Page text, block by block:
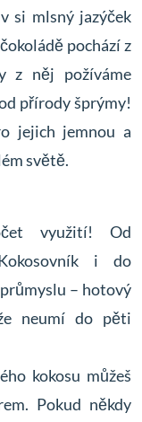
si mlsný jazýček
pochází z
z něj požíváme
přírody šprýmy!
jejich jemnou a
světě.
využití! Od
i do
– hotový
neumí do pěti
kokosu můžeš
Pokud někdy